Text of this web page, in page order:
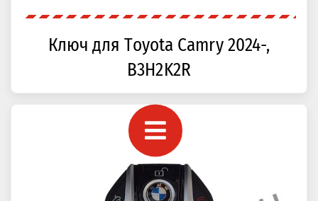
Ключ для Toyota Camry 2024-,
B3H2K2R